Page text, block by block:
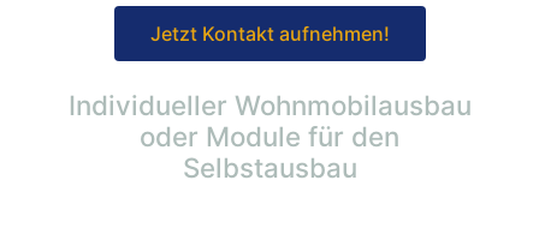
Jetzt Kontakt aufnehmen!
Individueller Wohnmobilausbau
oder Module für den
Selbstausbau